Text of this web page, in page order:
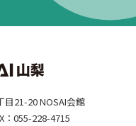
21-20 NOSAI会館
055-228-4715